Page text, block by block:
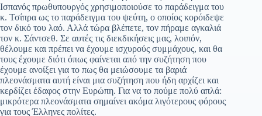
Ισπανός πρωθυπουργός χρησιμοποιούσε το παράδειγμα του
κ. Τσίπρα ως το παράδειγμα του ψεύτη, ο οποίος κορόιδεψε
τον δικό του λαό. Αλλά τώρα βλέπετε, τον πήραμε αγκαλιά
τον κ. Σάντσεθ. Σε αυτές τις διεκδικήσεις μας, λοιπόν,
θέλουμε και πρέπει να έχουμε ισχυρούς συμμάχους, και θα
τους έχουμε διότι όπως φαίνεται από την συζήτηση που
έχουμε ανοίξει για το πως θα μειώσουμε τα βαριά
πλεονάσματα αυτή είναι μια συζήτηση που ήδη αρχίζει και
κερδίζει έδαφος στην Ευρώπη. Για να το πούμε πολύ απλά:
μικρότερα πλεονάσματα σημαίνει ακόμα λιγότερους φόρους
για τους Έλληνες πολίτες.